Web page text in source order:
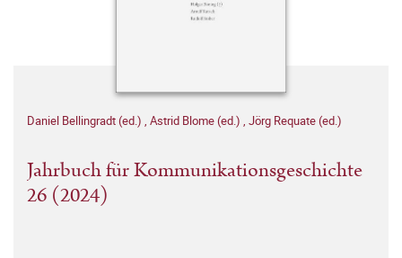
Daniel Bellingradt (ed.) , Astrid Blome (ed.) , Jörg Requate (ed.)
Jahrbuch für Kommunikationsgeschichte
26 (2024)